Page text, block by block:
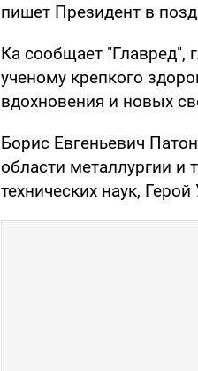
пишет Президент в
Ка сообщает "Главред",
ученому крепкого
вдохновения и новых
Борис Евгеньевич
области металлургии и
технических наук,